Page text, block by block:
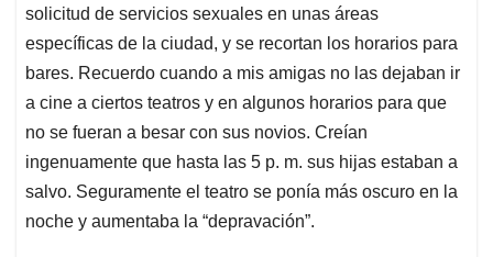
solicitud de servicios sexuales en unas áreas
específicas de la ciudad, y se recortan los horarios para
bares. Recuerdo cuando a mis amigas no las dejaban ir
a cine a ciertos teatros y en algunos horarios para que
no se fueran a besar con sus novios. Creían
ingenuamente que hasta las 5 p. m. sus hijas estaban a
salvo. Seguramente el teatro se ponía más oscuro en la
noche y aumentaba la “depravación”.